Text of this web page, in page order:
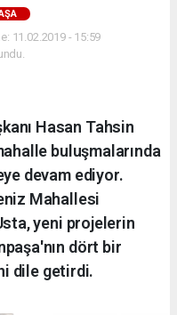
11.02.2019 - 15:59
Hasan Tahsin
buluşmalarında
devam ediyor.
Mahallesi
yeni projelerin
dört bir
dile getirdi.